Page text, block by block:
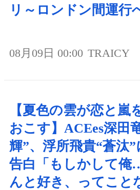
リ～ロンドン間運行
08月09日 00:00 TRAICY
【夏色の雲が恋と嵐
おこす】ACEes深田
輝”、浮所飛貴“蒼汰
告白「もしかして俺
んと好き、ってこと